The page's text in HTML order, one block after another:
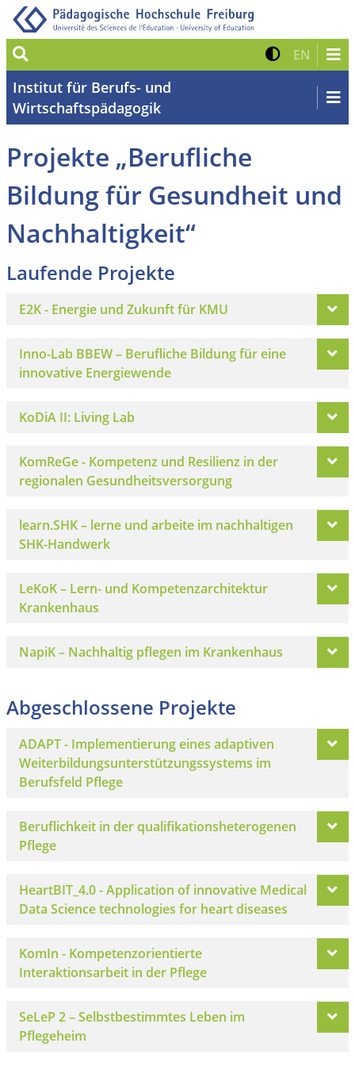
Suche Kontrast
EN Zur
Institut für Berufs- und
Wirtschaftspädagogik
Projekte „Berufliche
Bildung für Gesundheit und
Nachhaltigkeit“
Laufende Projekte
E2K - Energie und Zukunft für KMU
Inno-Lab BBEW – Berufliche Bildung für eine
innovative Energiewende
KoDiA II: Living Lab
KomReGe - Kompetenz und Resilienz in der
regionalen Gesundheitsversorgung
learn.SHK – lerne und arbeite im nachhaltigen
SHK-Handwerk
LeKoK – Lern- und Kompetenzarchitektur
Krankenhaus
NapiK – Nachhaltig pflegen im Krankenhaus
Abgeschlossene Projekte
ADAPT - Implementierung eines adaptiven
Weiterbildungsunterstützungssystems im
Berufsfeld Pflege
Beruflichkeit in der qualifikationsheterogenen
Pflege
HeartBIT_4.0 - Application of innovative Medical
Data Science technologies for heart diseases
KomIn - Kompetenzorientierte
Interaktionsarbeit in der Pflege
SeLeP 2 – Selbstbestimmtes Leben im
Pflegeheim